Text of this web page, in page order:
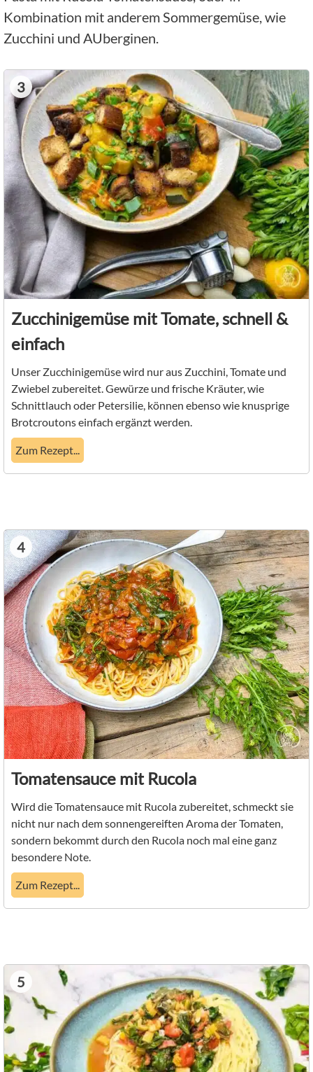
Kombination mit anderem Sommergemüse, wie
Zucchini und AUberginen.
3
Zucchinigemüse mit Tomate, schnell &
einfach
Unser Zucchinigemüse wird nur aus Zucchini, Tomate und
Zwiebel zubereitet. Gewürze und frische Kräuter, wie
Schnittlauch oder Petersilie, können ebenso wie knusprige
Brotcroutons einfach ergänzt werden.
Zum Rezept...
4
Tomatensauce mit Rucola
Wird die Tomatensauce mit Rucola zubereitet, schmeckt sie
nicht nur nach dem sonnengereiften Aroma der Tomaten,
sondern bekommt durch den Rucola noch mal eine ganz
besondere Note.
Zum Rezept...
5